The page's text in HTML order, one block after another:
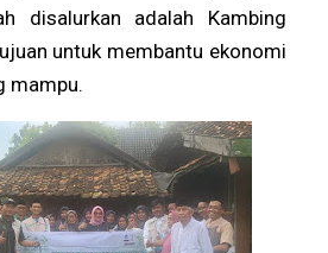
disalurkan adalah Kambing
untuk membantu ekonomi
mampu.